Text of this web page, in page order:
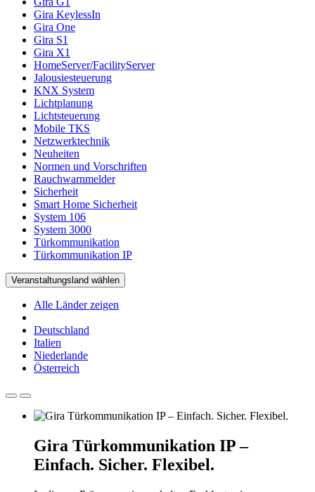
Gira KeylessIn
Gira One
Gira S1
Gira X1
HomeServer/FacilityServer
Jalousiesteuerung
KNX System
Lichtplanung
Lichtsteuerung
Mobile TKS
Netzwerktechnik
Neuheiten
Normen und Vorschriften
Rauchwarnmelder
Sicherheit
Smart Home Sicherheit
System 106
System 3000
Türkommunikation
Türkommunikation IP
Veranstaltungsland wählen
Alle Länder zeigen
Deutschland
Italien
Niederlande
Österreich
Gira Türkommunikation IP –
Einfach. Sicher. Flexibel.